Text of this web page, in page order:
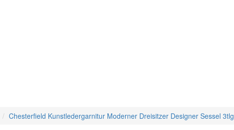
Chesterfield Kunstledergarnitur Moderner Dreisitzer Designer Sessel 3tlg